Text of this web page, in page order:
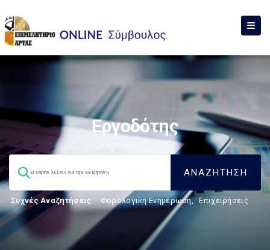
Εργοδότης
Συχνές Αναζητήσεις: Φορολογικη Ενημέρωση, Επιχειρήσεις